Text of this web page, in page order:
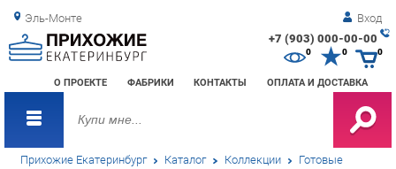
Эль-Монте Вход
+7 (903) 000-00-00
О ПРОЕКТЕ ФАБРИКИ КОНТАКТЫ ОПЛАТА И ДОСТАВКА
0 0
Прихожие Екатеринбург Каталог Коллекции Готовые
комплекты